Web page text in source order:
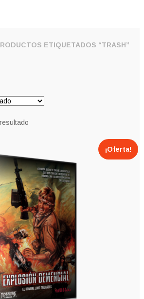
ETIQUETADOS “TRASH”
¡Oferta!